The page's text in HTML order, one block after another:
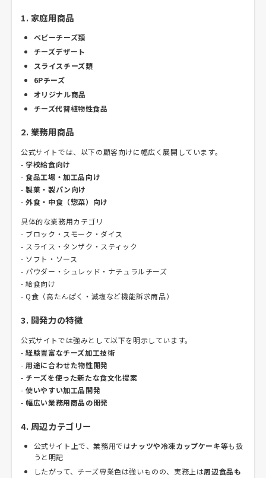
1. 家庭用商品
ベビーチーズ類
チーズデザート
スライスチーズ類
6Pチーズ
オリジナル商品
チーズ代替植物性食品
2. 業務用商品
公式サイトでは、以下の顧客向けに幅広く展開しています。
-学校給食向け
-食品工場・加工品向け
-製菓・製パン向け
-外食・中食（惣菜）向け
具体的な業務用カテゴリ
- ブロック・スモーク・ダイス
- スライス・タンザク・スティック
- ソフト・ソース
- パウダー・シュレッド・ナチュラルチーズ
- 給食向け
- Q食（高たんぱく・減塩など機能訴求商品）
3. 開発力の特徴
公式サイトでは強みとして以下を明示しています。
-経験豊富なチーズ加工技術
-用途に合わせた物性開発
- チーズを使った新たな食文化提案
-使いやすい加工品開発
- 幅広い業務用商品の開発
4. 周辺カテゴリー
公式サイト上で、業務用ではナッツや冷凍カップケーキ等も扱
うと明記
したがって、チーズ専業色は強いものの、実務上は周辺食品も